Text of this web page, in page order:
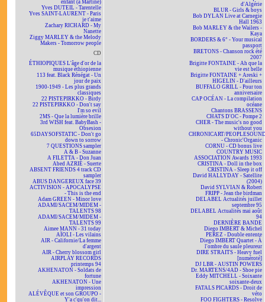
enfant (à Martine)
Yves DUTEIL - Tarentelle
Yves SAINT-LAURENT - Paris
je t'aime
Zachary RICHARD - My
Nanette
Ziggy MARLEY & the Melody
Makers - Tomorrow people
CD
ÉTHIOPIQUES L'âge d'or de la
musique éthiopienne
113 feat. Black Rénégat - Un
jour de paix
1900-1949 - Les plus grands
classiques
22 PISTEPIRKKO - Birdy
22 PISTEPIRKKO - Don't say
I'm so evil
2MS - Que la lumière brille
3rd WISH feat. BabyBash -
Obsesion
65DAYSOFSTATIC - Don't go
down to sorrow
7 QUESTIONS sampler
A & B - Suzanne
A FILETTA - Don Juan
Abed AZRIÉ - Suerte
ABSENT FRIENDS 4 track CD
sampler
ABUS DANGEREUX face 39
ACTIVISION - APOCALYPSE
- This is the end
Adam GREEN - Minor love
ADAMI/SACEM/MIDEM -
TALENTS 98
ADAMI/SACEM/MIDEM -
TALENTS 99
Aimee MANN - 31 today
AÏOLI - Les vilains
AIR - Californie/La femme
d'argent
AIR - Cherry blossom girl
AIRPLAY RECORDS
printemps 94
AKHENATON - Soldats de
fortune
AKHENATON - Une
impression
ALÉVÊQUE et son GROUPO -
Y'a c'qu'on dit...
d'Algérie
BLUR - Girls & boys
Bob DYLAN Live at Carnegie
Hall 1963
Bob MARLEY & the Wailers -
Kaya
BORDERS & 6° - Your musical
passport
BRETONS - Chanson rock été
2007
Brigitte FONTAINE - Ah que la
vie est belle
Brigitte FONTAINE + Areski +
HIGELIN - D'ailleurs
BUFFALO GRILL - Pour ton
anniversaire
CAP OCÉAN - La compilation
océane
Chantons BRASSENS
CHATS D'OC - Pompe 2
CHER - The music's no good
without you
CHRONICART/
- Chronic'Organic
CORNU - CD bonus live
COUNTRY MUSIC
ASSOCIATION Awards 1993
CRISTINA - Doll in the box
CRISTINA - Sleep it off
David HALLYDAY - Satellite
(2004)
David SYLVIAN & Robert
FRIPP - Jean the birdman
DELABEL Actualités juillet
septembre 95
DELABEL Actualités mai août
94
DERNIÈRE BANDE
Diego IMBERT & Michel
PEREZ - Double entente
Diego IMBERT Quartet - À
l'ombre du saule pleureur
DIRE STRAITS - Heavy fuel
[numéroté]
DJ LBR - AUSTIN POWERS
Dr. MARTENS/4AD - Shoe pie
Eddy MITCHELL - Soixante
soixante-deux
FATALS PICARDS - Droit de
véto
FOO FIGHTERS - Resolve